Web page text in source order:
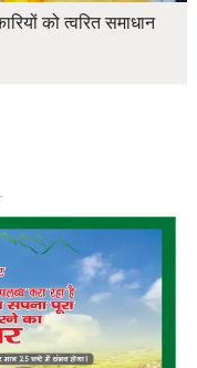
को त्वरित समाधान